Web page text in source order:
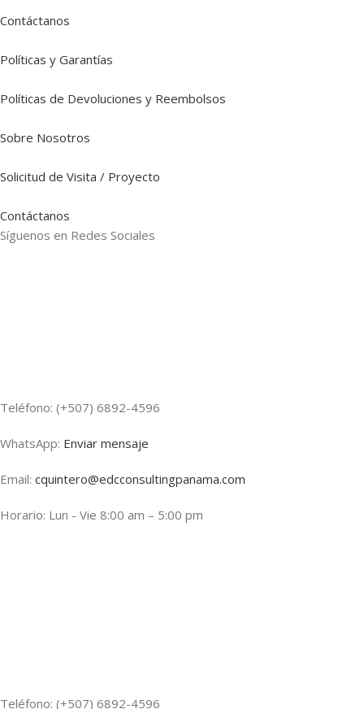
Contáctanos
Políticas y Garantías
Políticas de Devoluciones y Reembolsos
Sobre Nosotros
Solicitud de Visita / Proyecto
Contáctanos
Síguenos en Redes Sociales
Teléfono: (+507) 6892-4596
WhatsApp: Enviar mensaje
Email: cquintero@edcconsultingpanama.com
Horario: Lun - Vie 8:00 am – 5:00 pm
Teléfono: (+507) 6892-4596